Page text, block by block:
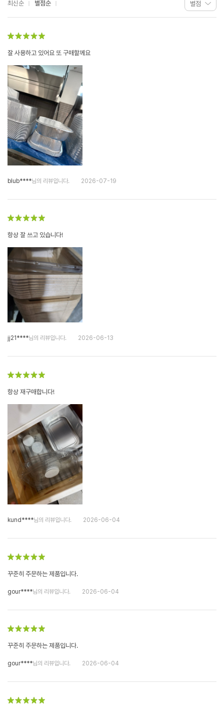
최신순 별점순
잘 사용하고 있어요 또 구매할께요
blub****님의 리뷰입니다. 2026-07-19
항상 잘 쓰고 있습니다!
jj21****님의 리뷰입니다. 2026-06-13
항상 재구매합니다!
kund****님의 리뷰입니다. 2026-06-04
꾸준히 주문하는 제품입니다.
gour****님의 리뷰입니다. 2026-06-04
꾸준히 주문하는 제품입니다.
gour****님의 리뷰입니다. 2026-06-04